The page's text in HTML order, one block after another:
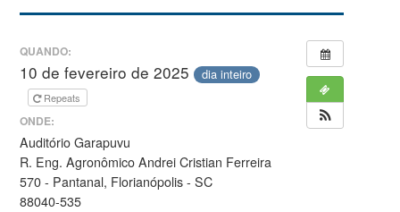
QUANDO:
10 de fevereiro de 2025 dia inteiro
Repeats
ONDE:
Auditório Garapuvu
R. Eng. Agronômico Andrei Cristian Ferreira
570 - Pantanal, Florianópolis - SC
88040-535